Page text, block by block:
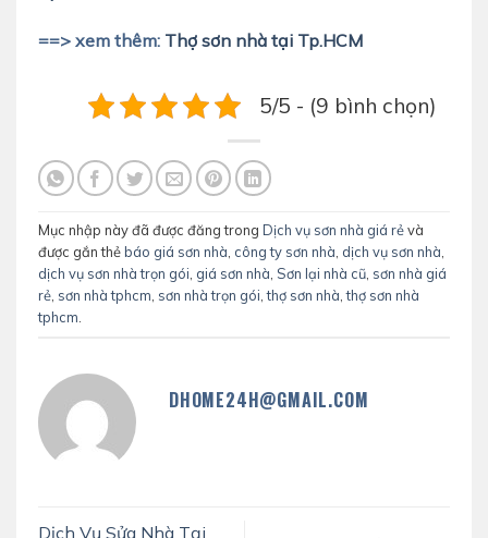
==> xem thêm: Thợ sơn nhà tại Tp.HCM
5/5 - (9 bình chọn)
Mục nhập này đã được đăng trong Dịch vụ sơn nhà giá rẻvà
được gắn thẻ báo giá sơn nhà công ty sơn nhà dịch vụ sơn nhà
dịch vụ sơn nhà trọn gói giá sơn nhà Sơn lại nhà cũ sơn nhà giá
rẻ sơn nhà tphcm sơn nhà trọn gói ,thợ sơn nhà ,thợ sơn nhà
tphcm
DHOME24H@GMAIL.COM
Dịch Vụ Sửa Nhà Tại